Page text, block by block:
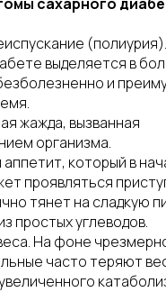
выделяется в
и
жажда, вызванная
организма.
который в
проявляться
тянет на сладкую
простых углеводов.
На фоне
часто теряют